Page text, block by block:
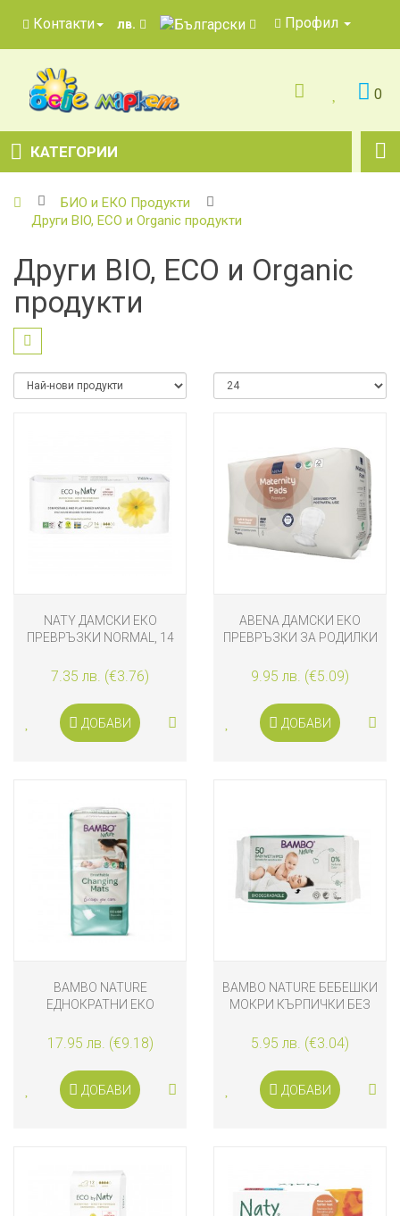
Контакти лв. Профил
0
КАТЕГОРИИ
БИО и ЕКО Продукти
Други BIO, ECO и Оrganic продукти
Други BIO, ECO и Оrganic
продукти
NATY ДАМСКИ ЕКО
ПРЕВРЪЗКИ NORMAL, 14
7.35 лв. (€3.76)
ДОБАВИ
ABENA ДАМСКИ ЕКО
ПРЕВРЪЗКИ ЗА РОДИЛКИ
15 БРОЯ
9.95 лв. (€5.09)
ДОБАВИ
BAMBO NATURE
ЕДНОКРАТНИ ЕКО
ПРЕПОВИВАНЕ-
ПРОТЕКТОРИ ЗА ЛЕГЛО
60X60 СМ, 10 БРОЯ
17.95 лв. (€9.18)
ДОБАВИ
BAMBO NATURE БЕБЕШКИ
МОКРИ КЪРПИЧКИ БЕЗ
ТВЪРД КАПАК
5.95 лв. (€3.04)
ДОБАВИ